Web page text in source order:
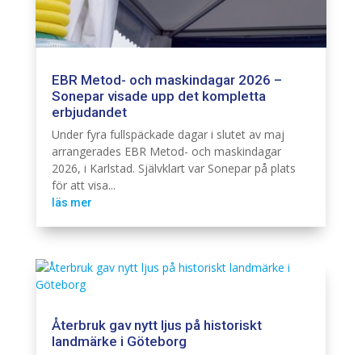
EBR Metod- och maskindagar 2026 –
Sonepar visade upp det kompletta
erbjudandet
Under fyra fullspäckade dagar i slutet av maj
arrangerades EBR Metod- och maskindagar
2026, i Karlstad. Självklart var Sonepar på plats
för att visa...
läs mer
Återbruk gav nytt ljus på historiskt
landmärke i Göteborg